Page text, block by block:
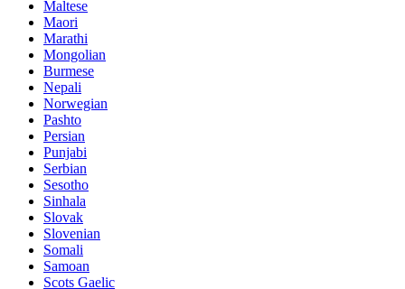
Maltese
Maori
Marathi
Mongolian
Burmese
Nepali
Norwegian
Pashto
Persian
Punjabi
Serbian
Sesotho
Sinhala
Slovak
Slovenian
Somali
Samoan
Scots Gaelic